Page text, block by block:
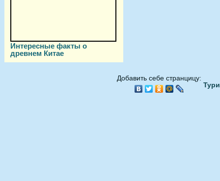
Интересные факты о
древнем Китае
Добавить себе странцицу: